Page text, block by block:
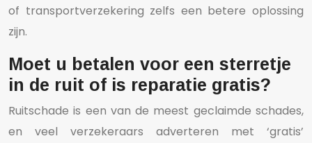
of transportverzekering zelfs een betere oplossing
zijn.
Moet u betalen voor een sterretje
in de ruit of is reparatie gratis?
Ruitschade is een van de meest geclaimde schades,
en veel verzekeraars adverteren met ‘gratis’